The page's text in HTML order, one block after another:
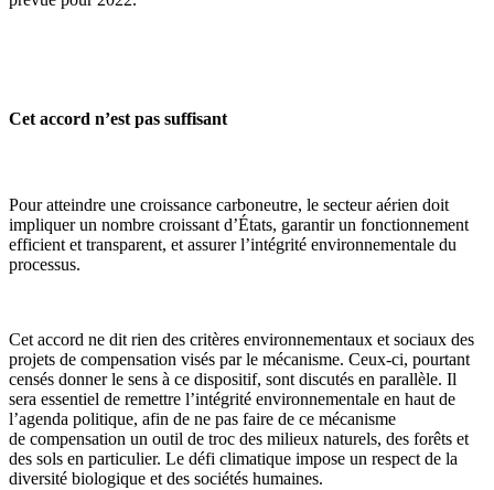
Cet accord n’est pas suffisant
Pour atteindre une croissance carboneutre, le secteur aérien doit
impliquer un nombre croissant d’États, garantir un fonctionnement
efficient et transparent, et assurer l’intégrité environnementale du
processus.
Cet accord ne dit rien des critères environnementaux et sociaux des
projets de compensation visés par le mécanisme. Ceux-ci, pourtant
censés donner le sens à ce dispositif, sont discutés en parallèle. Il
sera essentiel de remettre l’intégrité environnementale en haut de
l’agenda politique, afin de ne pas faire de ce mécanisme
de compensation un outil de troc des milieux naturels, des forêts et
des sols en particulier. Le défi climatique impose un respect de la
diversité biologique et des sociétés humaines.